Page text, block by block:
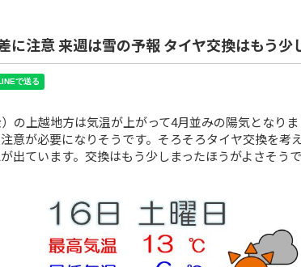
に注意 来週は雪の予報 タイヤ交換はもう少
の上越地方は気温が上がって4月並みの陽気となり
意が必要になりそうです。そろそろタイヤ交換を考
出ています。交換はもう少しまったほうがよさそうで